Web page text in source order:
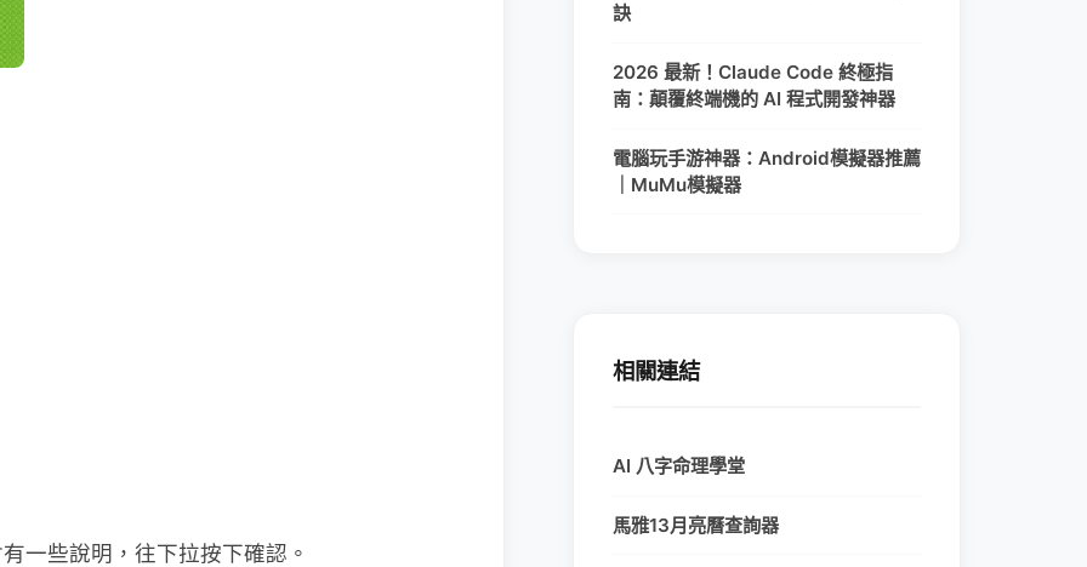
一些說明，往下拉按下確認。
訣
2026 最新！Claude Code 終極指
南：顛覆終端機的 AI 程式開發神器
電腦玩手游神器：Android模擬器推薦
｜MuMu模擬器
相關連結
AI 八字命理學堂
馬雅13月亮曆查詢器